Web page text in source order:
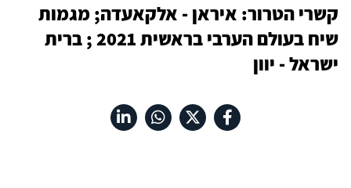
קשרי הטרור: איראן - אלקאעדה; מגמות
שיח בעולם הערבי בראשית 2021 ; ברית
ישראל - יוון